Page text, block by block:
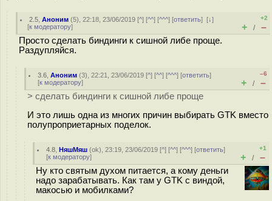
2.5 ,Аноним (5), 22:18, 23/06/2019 [^] [^^] [^^^] [ответить][↓]
[к модератору]
+2
+ / –
Просто сделать биндинги к сишной либе проще.
Раздупляйся.
3.6 ,Аноним (3), 22:21, 23/06/2019 [^] [^^] [^^^] [ответить]
[к модератору]
–6
+ / –
> сделать биндинги к сишной либе проще
И это лишь одна из многих причин выбирать GTK вместо
полупроприетарных поделок.
4.8 ,НяшМяш (ok), 23:19, 23/06/2019 [^] [^^] [^^^] [ответить]
[к модератору]
+1
+ / –
Ну кто святым духом питается, а кому деньги
надо зарабатывать. Как там у GTK с виндой,
макосью и мобилками?